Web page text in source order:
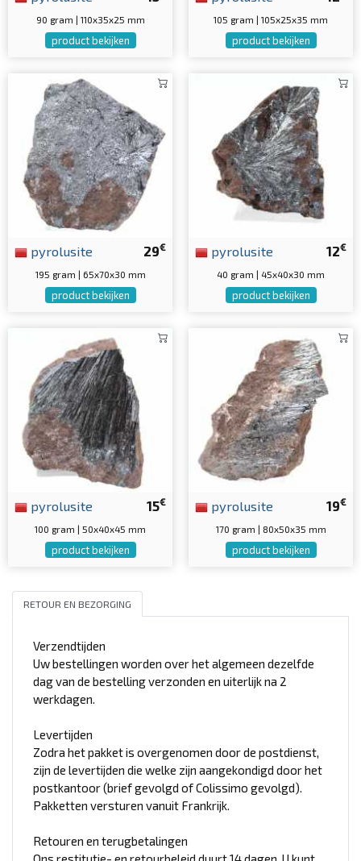
90 gram | 110x35x25 mm
product bekijken
105 gram | 105x25x35 mm
product bekijken
29€
pyrolusite
195 gram | 65x70x30 mm
product bekijken
12€
pyrolusite
40 gram | 45x40x30 mm
product bekijken
15€
pyrolusite
100 gram | 50x40x45 mm
product bekijken
19€
pyrolusite
170 gram | 80x50x35 mm
product bekijken
RETOUR EN BEZORGING
Verzendtijden
Uw bestellingen worden over het algemeen dezelfde
dag van de bestelling verzonden en uiterlijk na 2
werkdagen.
Levertijden
Zodra het pakket is overgenomen door de postdienst,
zijn de levertijden die welke zijn aangekondigd door het
postkantoor (brief gevolgd of Colissimo gevolgd).
Pakketten versturen vanuit Frankrijk.
Retouren en terugbetalingen